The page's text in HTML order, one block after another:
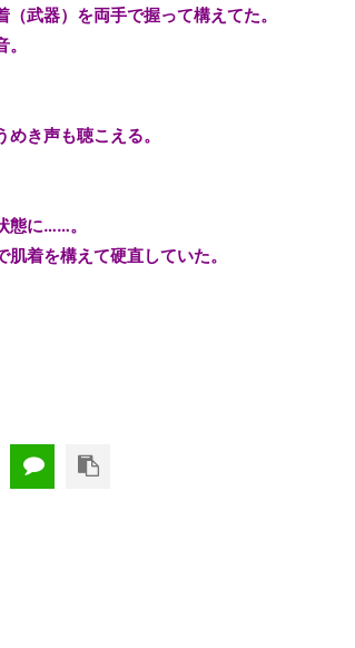
武器）を両手で握って構えてた。
き声も聴こえる。
態に……。
着を構えて硬直していた。